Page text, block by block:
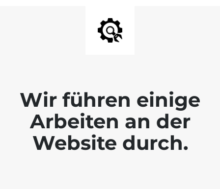
Wir führen einige
Arbeiten an der
Website durch.